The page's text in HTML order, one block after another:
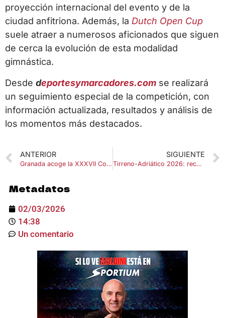
proyección internacional del evento y de la
ciudad anfitriona. Además, la Dutch Open Cup
suele atraer a numerosos aficionados que siguen
de cerca la evolución de esta modalidad
gimnástica.
Desde deportesymarcadores.com se realizará
un seguimiento especial de la competición, con
información actualizada, resultados y análisis de
los momentos más destacados.
ANTERIOR
Granada acoge la XXXVII Copa de España de Fútbol Sala | Fechas y sede
SIGUIENTE
Tirreno-Adriático 2026: recorrido, etapas y fechas de la Carrera de los Dos Mares
Metadatos
02/03/2026
14:38
Un comentario